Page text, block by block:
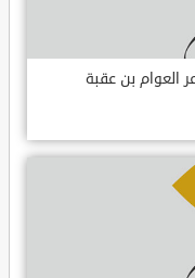
العوام بن عقبة